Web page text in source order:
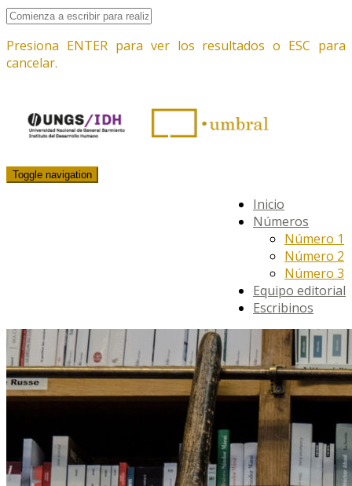
Presiona ENTER para ver los resultados o ESC para
cancelar.
Toggle navigation
Inicio
Números
Número 1
Número 2
Número 3
Equipo editorial
Escribinos